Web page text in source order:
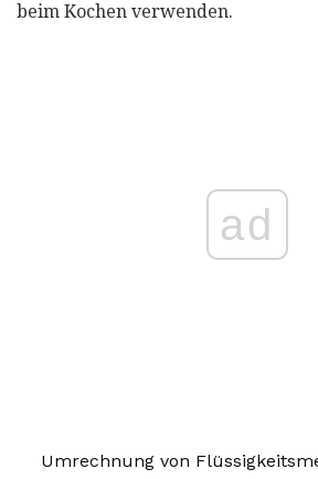
beim Kochen verwenden.
ad
Umrechnung von